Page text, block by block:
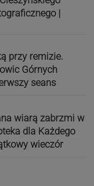
|
przy remizie.
Górnych
seans
wiarą zabrzmi w
dla Każdego
wieczór